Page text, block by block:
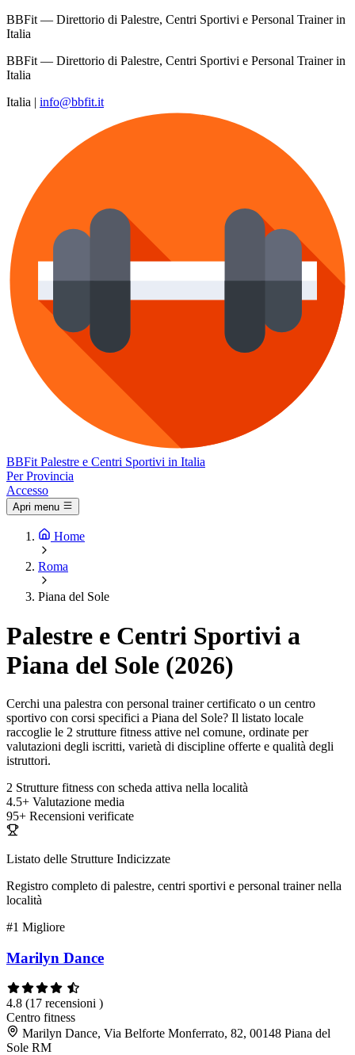
BBFit — Direttorio di Palestre, Centri Sportivi e Personal Trainer in
Italia
BBFit — Direttorio di Palestre, Centri Sportivi e Personal Trainer in
Italia
Italia | info@bbfit.it
BBFit Palestre e Centri Sportivi in Italia
Per Provincia
Accesso
Apri menu
Home
Roma
Piana del Sole
Palestre e Centri Sportivi a
Piana del Sole (2026)
Cerchi una palestra con personal trainer certificato o un centro
sportivo con corsi specifici a Piana del Sole? Il listato locale
raccoglie le 2 strutture fitness attive nel comune, ordinate per
valutazioni degli iscritti, varietà di discipline offerte e qualità degli
istruttori.
2 Strutture fitness con scheda attiva nella località
4.5+ Valutazione media
95+ Recensioni verificate
Listato delle Strutture Indicizzate
Registro completo di palestre, centri sportivi e personal trainer nella
località
#1 Migliore
Marilyn Dance
4.8 (17 recensioni )
Centro fitness
Marilyn Dance, Via Belforte Monferrato, 82, 00148 Piana del
Sole RM